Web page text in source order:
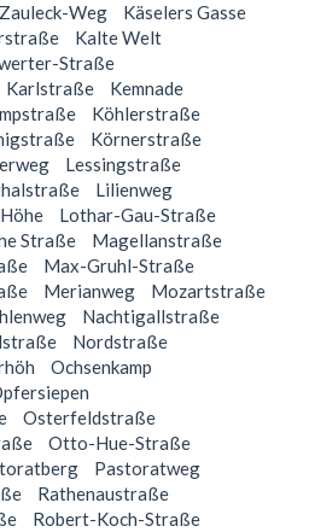
Weg
Käselers Gasse
Kalte Welt
Straße
Karlstraße
Kemnade
Köhlerstraße
Körnerstraße
Lessingstraße
Lilienweg
Lothar-Gau-Straße
Straße
Magellanstraße
Max-Gruhl-Straße
Merianweg
Mozartstraße
Nachtigallstraße
Nordstraße
Ochsenkamp
Osterfeldstraße
Otto-Hue-Straße
Pastoratweg
Rathenaustraße
Robert-Koch-Straße